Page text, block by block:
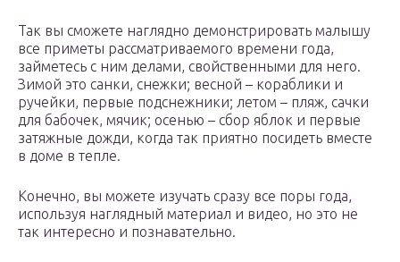
Так вы сможете наглядно демонстрировать малышу
все приметы рассматриваемого времени года,
займетесь с ним делами, свойственными для него.
Зимой это санки, снежки; весной – кораблики и
ручейки, первые подснежники; летом – пляж, сачки
для бабочек, мячик; осенью – сбор яблок и первые
затяжные дожди, когда так приятно посидеть вместе
в доме в тепле.
Конечно, вы можете изучать сразу все поры года,
используя наглядный материал и видео, но это не
так интересно и познавательно.